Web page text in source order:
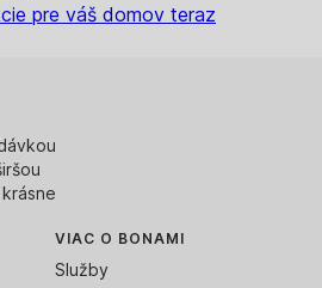
pre váš domov teraz
VIAC O BONAMI
Služby